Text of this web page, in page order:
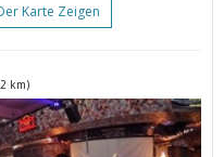
Karte Zeigen
km)